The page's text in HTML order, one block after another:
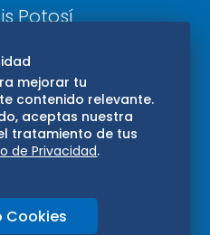
Potosí
mejorar tu
contenido relevante.
aceptas nuestra
tratamiento de tus
de Privacidad.
Cookies